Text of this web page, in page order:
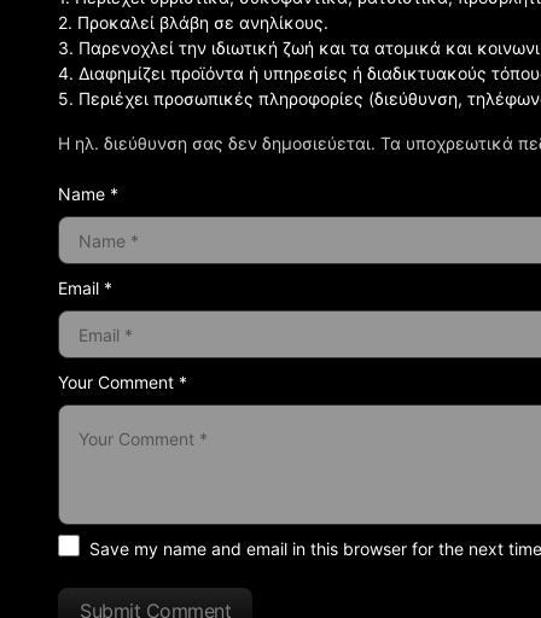
Η ηλ. διεύθυνση σας δεν δημοσιεύεται. Τα υποχρεωτικά
Your Comment *
2. Προκαλεί βλάβη σε ανηλίκους.
3. Παρενοχλεί την ιδιωτική ζωή και τα ατομικά και
4. Διαφημίζει προϊόντα ή υπηρεσίες ή διαδικτυακούς
5. Περιέχει προσωπικές πληροφορίες (διεύθυνση,
Name *
Email *
Save my name and email in this browser for the next
Submit Comment